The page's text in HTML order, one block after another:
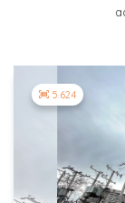
5.624